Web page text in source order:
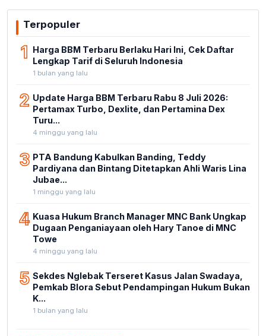
Terpopuler
1 Harga BBM Terbaru Berlaku Hari Ini, Cek Daftar
Lengkap Tarif di Seluruh Indonesia
1 bulan yang lalu
2 Update Harga BBM Terbaru Rabu 8 Juli 2026:
Pertamax Turbo, Dexlite, dan Pertamina Dex
Turu...
4 minggu yang lalu
3 PTA Bandung Kabulkan Banding, Teddy
Pardiyana dan Bintang Ditetapkan Ahli Waris Lina
Jubae...
1 minggu yang lalu
4 Kuasa Hukum Branch Manager MNC Bank Ungkap
Dugaan Penganiayaan oleh Hary Tanoe di MNC
Towe
4 minggu yang lalu
5 Sekdes Nglebak Terseret Kasus Jalan Swadaya,
Pemkab Blora Sebut Pendampingan Hukum Bukan
K...
1 bulan yang lalu